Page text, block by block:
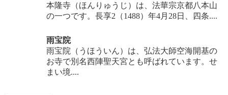
本隆寺（ほんりゅうじ）は、法華宗京都八本山
の一つです。長享2（1488）年4月28日、四条....
雨宝院
雨宝院（うほういん）は、弘法大師空海開基の
お寺で別名西陣聖天宮とも呼ばれています。せ
まい境....